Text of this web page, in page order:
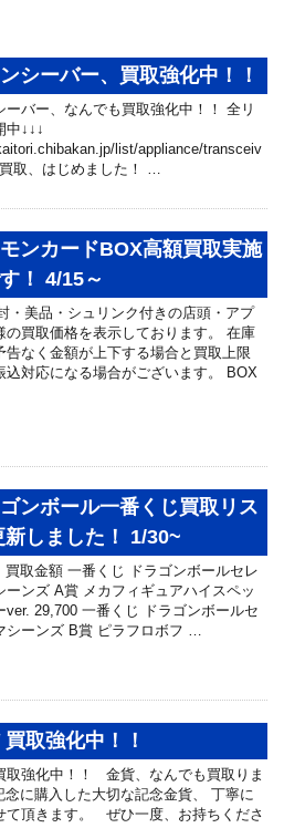
ンシーバー、買取強化中！！
ーバー、なんでも買取強化中！！ 全リ
中↓↓↓
list/appliance/transceiv
取、はじめました！ …
ンカードBOX高額買取実施
！ 4/15～
美品・シュリンク付きの店頭・アプ
の買取価格を表示しております。 在庫
告なく金額が上下する場合と買取上限
込対応になる場合がございます。 BOX
ゴンボール一番くじ買取リス
新しました！ 1/30~
買取金額 一番くじ ドラゴンボールセレ
ーンズ A賞 メカフィギュアハイスペッ
ver. 29,700 一番くじ ドラゴンボールセ
シーンズ B賞 ピラフロボフ …
取強化中！！
取強化中！！ 金貨、なんでも買取りま
に購入した大切な記念金貨、 丁寧に
て頂きます。 ぜひ一度、お持ちくださ